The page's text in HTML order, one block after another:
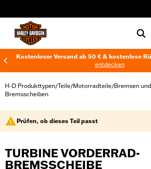
Kostenloser Versand ab 50 € & kostenlose
entdecken
H-D Produkttypen/Teile/Motorradteile/Bremsen
Bremsscheiben
Prüfen, ob dieses Teil passt
TURBINE VORDERRAD-
BREMSSCHEIBE